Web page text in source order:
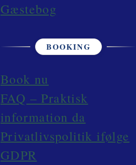
Gæstebog
BOOKING
Book nu
FAQ – Praktisk
information da
Privatlivspolitik ifølge
GDPR